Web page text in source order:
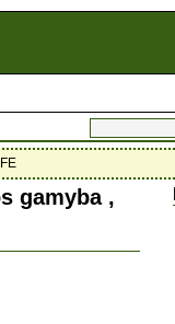
gamyba ,